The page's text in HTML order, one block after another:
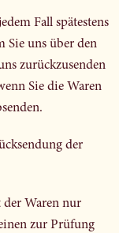
Fall spätestens
Sie uns über den
zurückzusenden
Sie die Waren
der
der Waren nur
zur Prüfung